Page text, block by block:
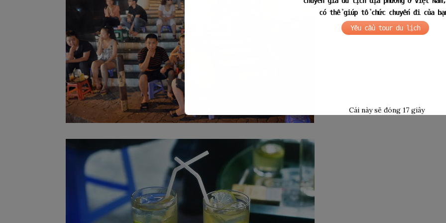
có thể giúp tổ chức chuyến đi của
Yêu cầu tour du lịch
Cái này sẽ đóng 16 giây